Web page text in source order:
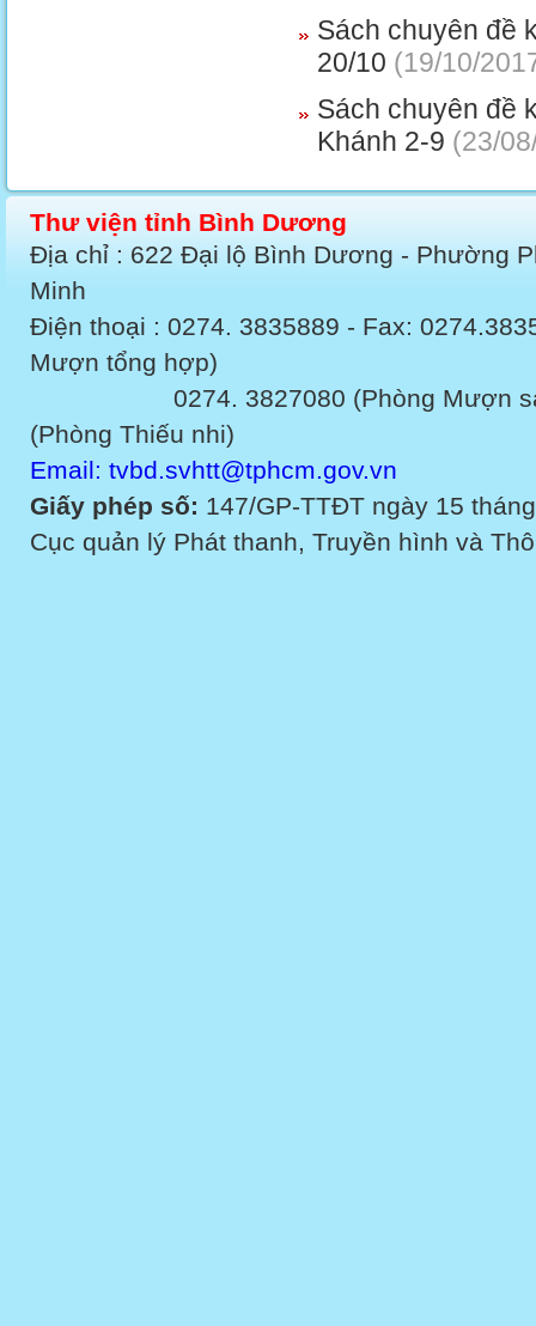
Sách chuyên đề
20/10 (19/10/
Sách chuyên đề
Khánh 2-9 (23/
Thư viện tỉnh Bình Dương
Địa chỉ : 622 Đại lộ Bình Dương - Phường
Minh
Điện thoại : 0274. 3835889 - Fax:
Mượn tổng hợp)
0274. 3827080 (Phòng Mượn sách
(Phòng Thiếu nhi)
Email: tvbd.svhtt@tphcm.gov.vn
Giấy phép số: 147/GP-TTĐT ngày 15
Cục quản lý Phát thanh, Truyền hình và